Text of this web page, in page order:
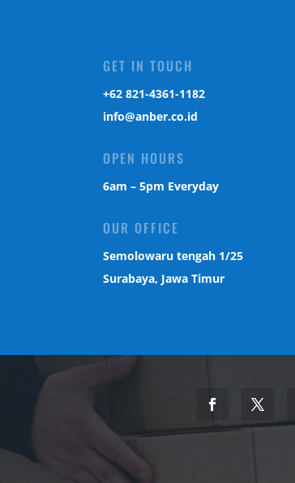
GET IN TOUCH
‎+62 821-4361-1182
info@anber.co.id
OPEN HOURS
6am – 5pm Everyday
OUR OFFICE
Semolowaru tengah 1/25
Surabaya, Jawa Timur